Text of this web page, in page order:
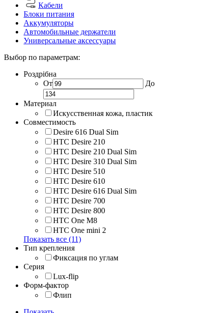
Кабели
Блоки питания
Аккумуляторы
Автомобильные держатели
Универсальные аксессуары
Выбор по параметрам:
Роздрібна
От
До
Материал
Искусственная кожа, пластик
Совместимость
Desire 616 Dual Sim
HTC Desire 210
HTC Desire 210 Dual Sim
HTC Desire 310 Dual Sim
HTC Desire 510
HTC Desire 610
HTC Desire 616 Dual Sim
HTC Desire 700
HTC Desire 800
HTC One M8
HTC One mini 2
Показать все (11)
Тип крепления
Фиксация по углам
Серия
Lux-flip
Форм-фактор
Флип